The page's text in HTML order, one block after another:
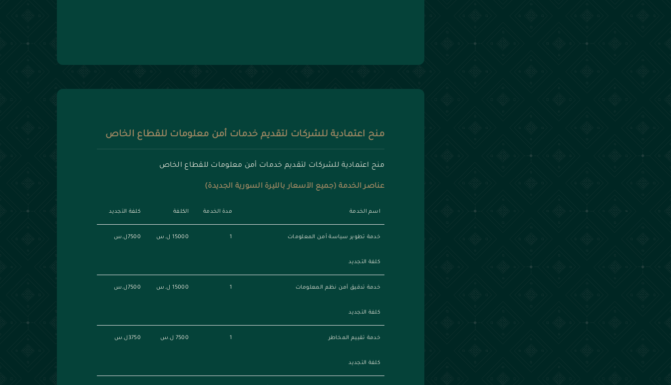
منح اعتمادية للشركات لتقديم خدمات أمن معلومات للقطاع الخاص
منح اعتمادية للشركات لتقديم خدمات أمن معلومات للقطاع الخاص
عناصر الخدمة (جميع الأسعار بالليرة السورية الجديدة)
اسم الخدمة مدة الخدمة الكلفة كلفة التجديد
خدمة تطوير سياسة أمن المعلومات 1 15000 ل.س 7500ل.س
كلفة التجديد
خدمة تدقيق أمن نظم المعلومات 1 15000 ل.س 7500ل.س
كلفة التجديد
خدمة تقييم المخاطر 1 7500 ل.س 3750ل.س
كلفة التجديد